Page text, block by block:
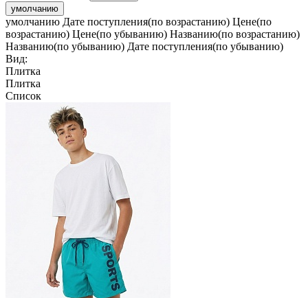
умолчанию
умолчанию Дате поступления(по возрастанию) Цене(по
возрастанию) Цене(по убыванию) Названию(по возрастанию)
Названию(по убыванию) Дате поступления(по убыванию)
Вид:
Плитка
Плитка
Список